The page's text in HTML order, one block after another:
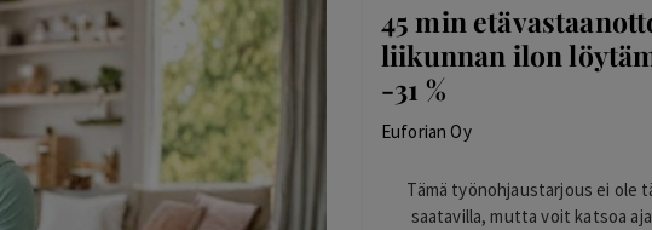
45 min
liikunnan ilon
-31 %
Euforian Oy
Tämä työnohjaustarjous ei ole
saatavilla, mutta voit katsoa